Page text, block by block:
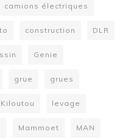
camions électriques
construction DLR
Genie
grue grues
Kiloutou levage
Mammoet MAN